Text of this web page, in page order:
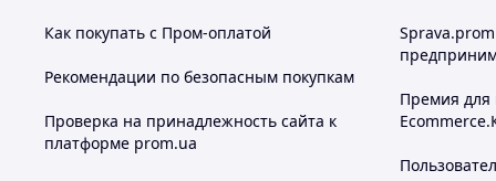
Как покупать с Пром-оплатой
Рекомендации по безопасным покупкам
Проверка на принадлежность сайта к
платформе prom.ua
Премия для